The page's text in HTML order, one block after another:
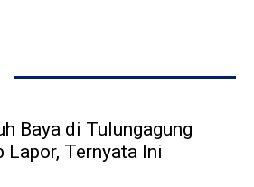
Baya di Tulungagung
Lapor, Ternyata Ini